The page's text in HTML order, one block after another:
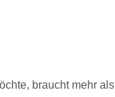
braucht mehr als